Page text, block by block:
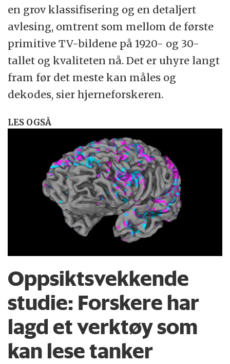
en grov klassifisering og en detaljert
avlesing, omtrent som mellom de første
primitive TV-bildene på 1920- og 30-
tallet og kvaliteten nå. Det er uhyre langt
fram før det meste kan måles og
dekodes, sier hjerneforskeren.
LES OGSÅ
Oppsiktsvekkende
studie: Forskere har
lagd et verktøy som
kan lese tanker